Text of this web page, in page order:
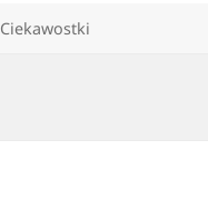
Kategorie
Ciekawostki